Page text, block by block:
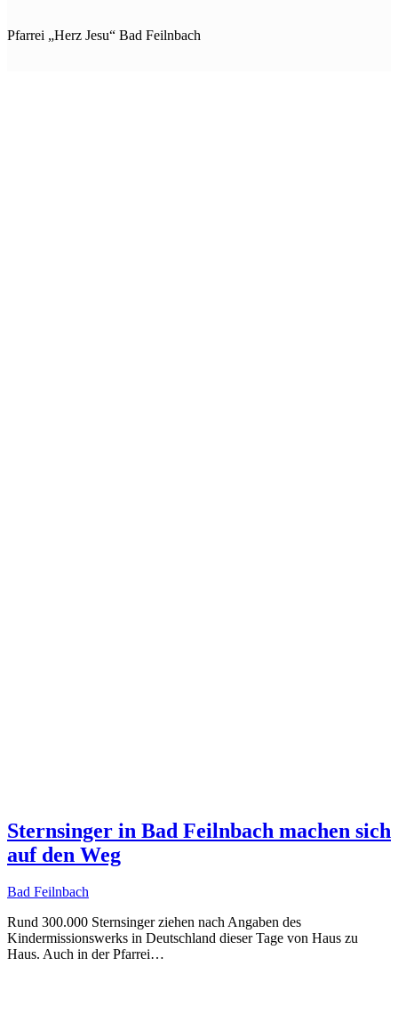
Pfarrei „Herz Jesu“ Bad Feilnbach
Sternsinger in Bad Feilnbach machen sich
auf den Weg
Bad Feilnbach
Rund 300.000 Sternsinger ziehen nach Angaben des
Kindermissionswerks in Deutschland dieser Tage von Haus zu
Haus. Auch in der Pfarrei…